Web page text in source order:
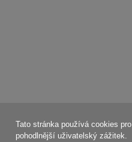
Tato stránka používá cookies pro
pohodlnější uživatelský zážitek.